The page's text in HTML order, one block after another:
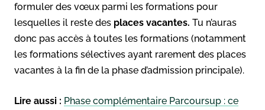
formuler des vœux parmi les formations pour
lesquelles il reste des places vacantes. Tu n’auras
donc pas accès à toutes les formations (notamment
les formations sélectives ayant rarement des places
vacantes à la fin de la phase d’admission principale).
Lire aussi : Phase complémentaire Parcoursup : ce